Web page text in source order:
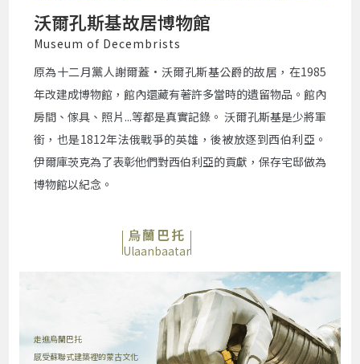
沃爾孔斯基故居博物館
Museum of Decembrists
原為十二月黨人謝爾蓋•沃爾孔斯基公爵的故居，在1985
年改建成博物館，館內還藏有著許多當時的遺留物品。館內
房間、傢具、照片...等都是真實記錄。 沃爾孔斯基是少將軍
銜，也是1812年法俄戰爭的英雄，後被放逐到西伯利亞。
伊爾庫茨克為了表彰他們對西伯利亞的貢獻，保存宅邸做為
博物館以紀念。
烏蘭巴托
Ulaanbaatar
走進烏蘭巴托
感受蘇聯式建築裡的蒙古文化